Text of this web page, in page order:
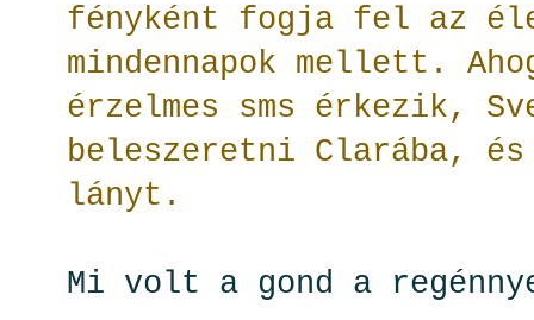
fényként fogja fel az
mindennapok mellett.
érzelmes sms érkezik,
beleszeretni Clarába, és
lányt.
Mi volt a gond a